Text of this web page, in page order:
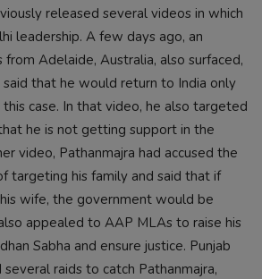
released several videos in which
leadership. A few days ago, an
Adelaide, Australia, also surfaced,
said that he would return to India only
case. In that video, he also targeted
he is not getting support in the
video, Pathanmajra had accused the
targeting his family and said that if
wife, the government would be
appealed to AAP MLAs to raise his
Sabha and ensure justice. Punjab
raids to catch Pathanmajra,